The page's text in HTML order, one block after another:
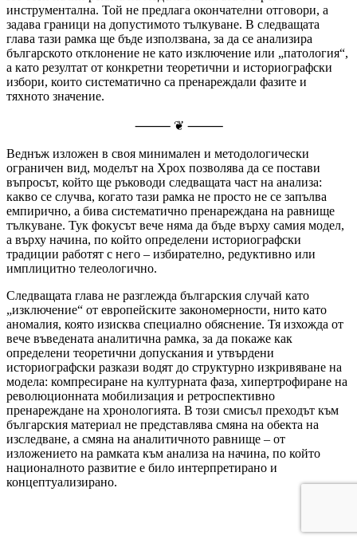
инструментална. Той не предлага окончателни отговори, а
задава граници на допустимото тълкуване. В следващата
глава тази рамка ще бъде използвана, за да се анализира
българското отклонение не като изключение или „патология“,
а като резултат от конкретни теоретични и историографски
избори, които систематично са пренареждали фазите и
тяхното значение.
⸻ ❦ ⸻
Веднъж изложен в своя минимален и методологически
ограничен вид, моделът на Хрох позволява да се постави
въпросът, който ще ръководи следващата част на анализа:
какво се случва, когато тази рамка не просто не се запълва
емпирично, а бива систематично пренареждана на равнище
тълкуване. Тук фокусът вече няма да бъде върху самия модел,
а върху начина, по който определени историографски
традиции работят с него – избирателно, редуктивно или
имплицитно телеологично.
Следващата глава не разглежда българския случай като
„изключение“ от европейските закономерности, нито като
аномалия, която изисква специално обяснение. Тя изхожда от
вече въведената аналитична рамка, за да покаже как
определени теоретични допускания и утвърдени
историографски разкази водят до структурно изкривяване на
модела: компресиране на културната фаза, хипертрофиране на
революционната мобилизация и ретроспективно
пренареждане на хронологията. В този смисъл преходът към
българския материал не представлява смяна на обекта на
изследване, а смяна на аналитичното равнище – от
изложението на рамката към анализа на начина, по който
националното развитие е било интерпретирано и
концептуализирано.